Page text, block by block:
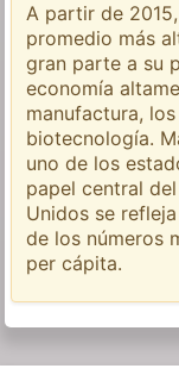
A partir de
promedio más
gran parte a su
economía
manufactura,
biotecnología.
uno de los
papel central
Unidos se
de los números
per cápita.